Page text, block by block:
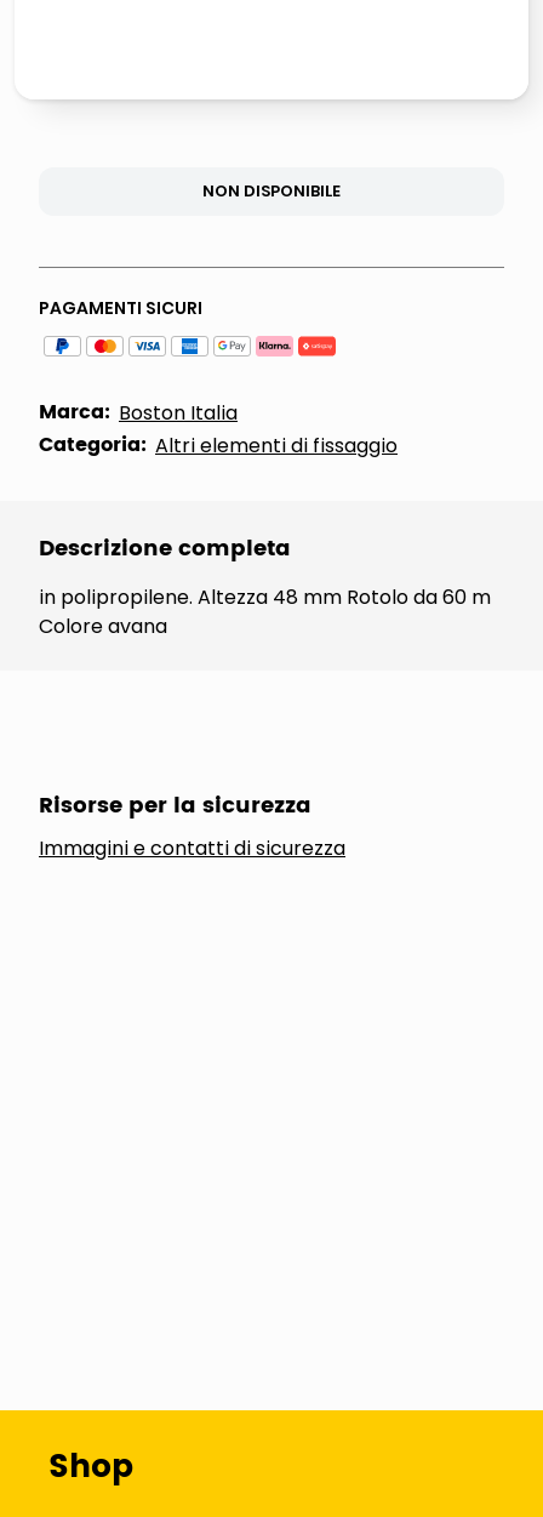
NON DISPONIBILE
PAGAMENTI SICURI
Marca: Boston Italia
Categoria: Altri elementi di fissaggio
Descrizione completa
in polipropilene. Altezza 48 mm Rotolo da 60 m
Colore avana
Risorse per la sicurezza
Immagini e contatti di sicurezza
Shop